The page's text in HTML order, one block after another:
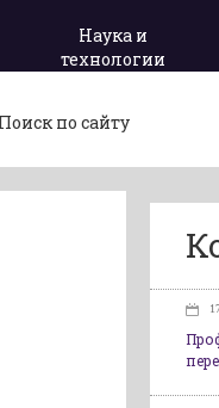
Наука и
технологии